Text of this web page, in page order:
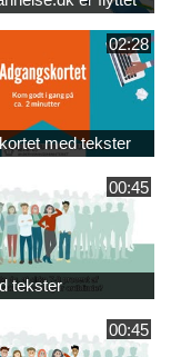
02:28
med tekster
00:45
tekster
00:45